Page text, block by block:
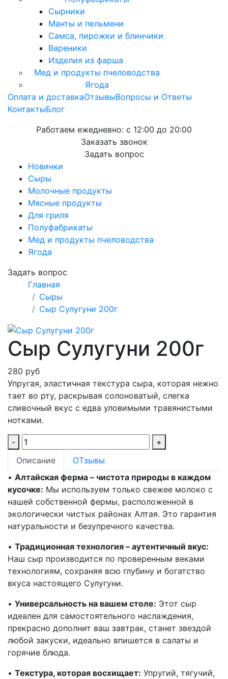
Сырники
Манты и пельмени
Самса, пирожки и блинчики
Вареники
Изделия из фарша
Мед и продукты пчеловодства
Ягода
Оплата и доставкаОтзывыВопросы и Ответы
КонтактыБлог
Работаем ежедневно: с 12:00 до 20:00
Заказать звонок
Задать вопрос
Новинки
Сыры
Молочные продукты
Мясные продукты
Для гриля
Полуфабрикаты
Мед и продукты пчеловодства
Ягода
Задать вопрос
Главная
Сыры
Сыр Сулугуни 200г
Сыр Сулугуни 200г
280 руб
Упругая, эластичная текстура сыра, которая нежно
тает во рту, раскрывая солоноватый, слегка
сливочный вкус с едва уловимыми травянистыми
нотками.
-
+
Описание
ОТзывы
• Алтайская ферма – чистота природы в каждом
кусочке: Мы используем только свежее молоко с
нашей собственной фермы, расположенной в
экологически чистых районах Алтая. Это гарантия
натуральности и безупречного качества.
• Традиционная технология – аутентичный вкус:
Наш сыр производится по проверенным веками
технологиям, сохраняя всю глубину и богатство
вкуса настоящего Сулугуни.
• Универсальность на вашем столе: Этот сыр
идеален для самостоятельного наслаждения,
прекрасно дополнит ваш завтрак, станет звездой
любой закуски, идеально впишется в салаты и
горячие блюда.
• Текстура, которая восхищает: Упругий, тягучий,